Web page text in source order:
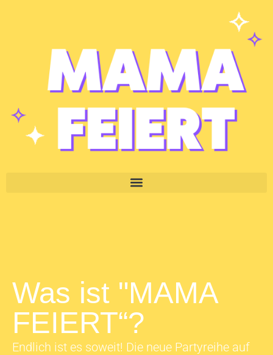
Was ist "MAMA
FEIERT“?
Endlich ist es soweit! Die neue Partyreihe auf